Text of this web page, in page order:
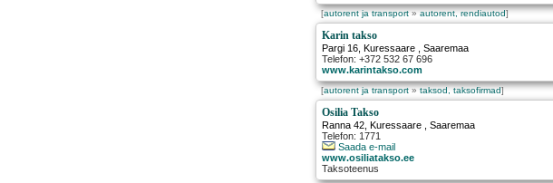
[autorent ja transport»autorent, rendiautod]
Karin takso
Pargi 16 Kuressaare , Saaremaa
Telefon: +372 532 67 696
www.karintakso.com
[autorent ja transport»taksod, taksofirmad]
Osilia Takso
Ranna 42 Kuressaare , Saaremaa
Telefon: 1771
Saada e-mail
www.osiliatakso.ee
Taksoteenus